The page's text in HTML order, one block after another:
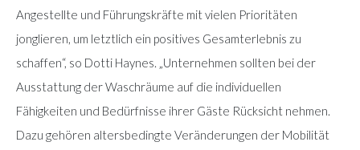
Angestellte und Führungskräfte mit vielen Prioritäten
jonglieren, um letztlich ein positives Gesamterlebnis zu
schaffen“, so Dotti Haynes. „Unternehmen sollten bei der
Ausstattung der Waschräume auf die individuellen
Fähigkeiten und Bedürfnisse ihrer Gäste Rücksicht nehmen.
Dazu gehören altersbedingte Veränderungen der Mobilität